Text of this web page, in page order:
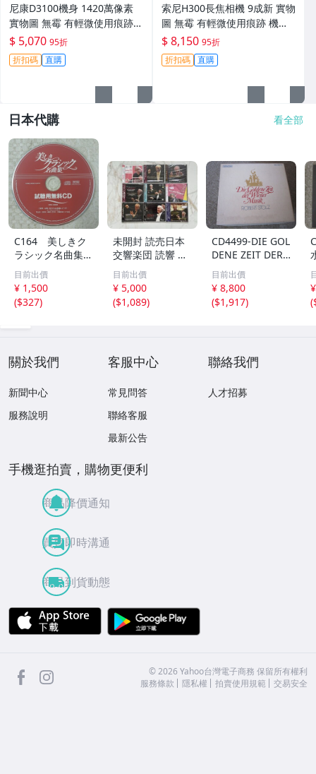
尼康D3100機身 1420萬像素
實物圖 無霉 有輕微使用痕跡
機身原裝 無拆修無翻新 臨-34
3
$ 5,070 95折
折扣碼 直購
索尼H300長焦相機 9成新 實物
圖 無霉 有輕微使用痕跡 機身
鏡頭原裝 無拆修無翻新-3430
$ 8,150 95折
折扣碼 直購
日本代購 看全部
C164 美しきク
ラシック名曲集
試聴用無料CD
非売品 CD ジ
ャケット無し
目前出價
¥ 1,500
($327)
未開封 読売日本
交響楽団 読響 ク
ラシックCD 9枚
セット ライブ録
音
目前出價
¥ 5,000
($1,089)
CD4499-DIE GOL
DENE ZEIT DER
WIENER MUSIK
ウインナ・ワル
ツ大全集 BOX
１２枚組
目前出價
¥ 8,800
($1,917)
(
關於我們
新聞中心
服務說明
客服中心
常見問答
聯絡客服
最新公告
聯絡我們
人才招募
手機逛拍賣，購物更便利
商品降價通知
買賣即時溝通
商品到貨動態
APP Store
facebook ©2026 Yahoo台灣電子商務 保留所有權利
服務條款
隱私權 拍賣使用規範 交易安全